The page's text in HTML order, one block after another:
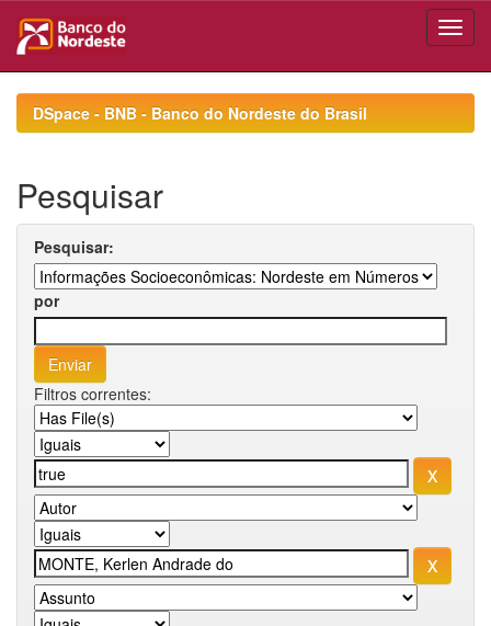
navigationDSpace - BNB - Banco do Nordeste do Brasil
Pesquisar
Pesquisar:
por
Filtros correntes: